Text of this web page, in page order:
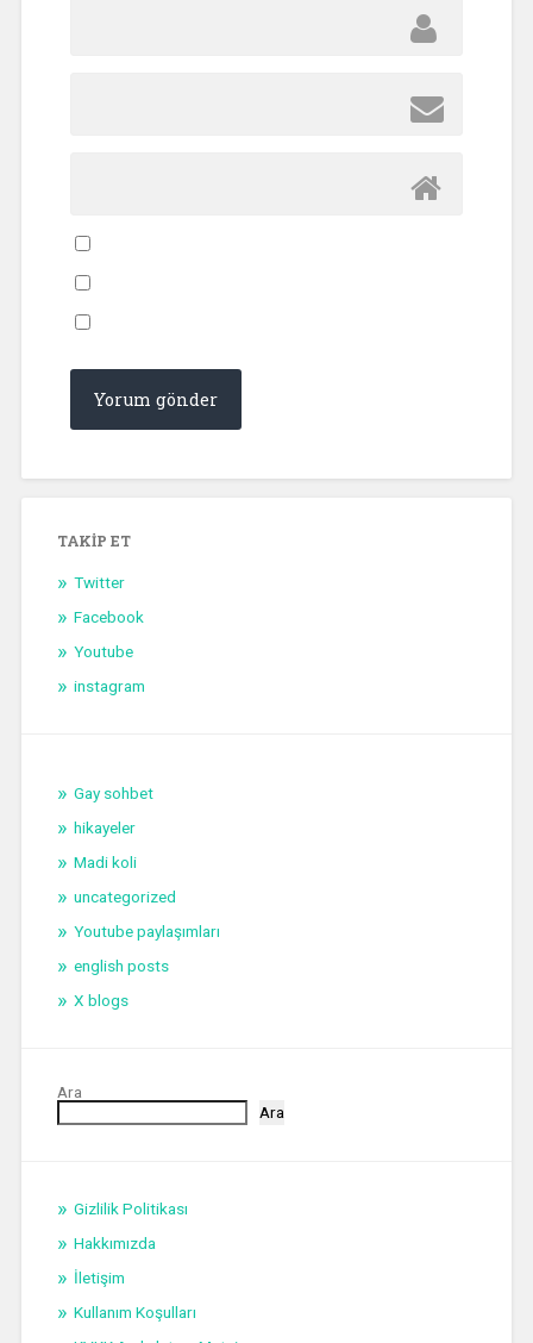
TAKIP ET
Twitter
Facebook
Youtube
instagram
Gay sohbet
hikayeler
Madi koli
uncategorized
Youtube paylaşımları
english posts
X blogs
Ara
Ara
Gizlilik Politikası
Hakkımızda
İletişim
Kullanım Koşulları